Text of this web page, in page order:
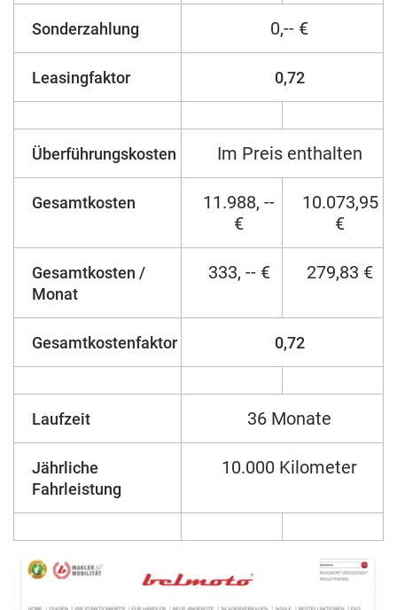
Sonderzahlung 0,-- €
Leasingfaktor 0,72
Überführungskosten Im Preis enthalten
Gesamtkosten
11.988, --
€
10.073,95
€
Gesamtkosten /
Monat
333, -- € 279,83 €
Gesamtkostenfaktor 0,72
Laufzeit 36 Monate
Jährliche
Fahrleistung
10.000 Kilometer